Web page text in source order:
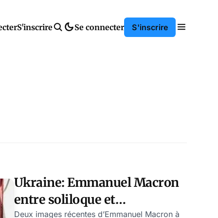
S'inscrire Se connecter S'inscrire
Ukraine: Emmanuel Macron
entre soliloque et
Deux images récentes d’Emmanuel Macron à